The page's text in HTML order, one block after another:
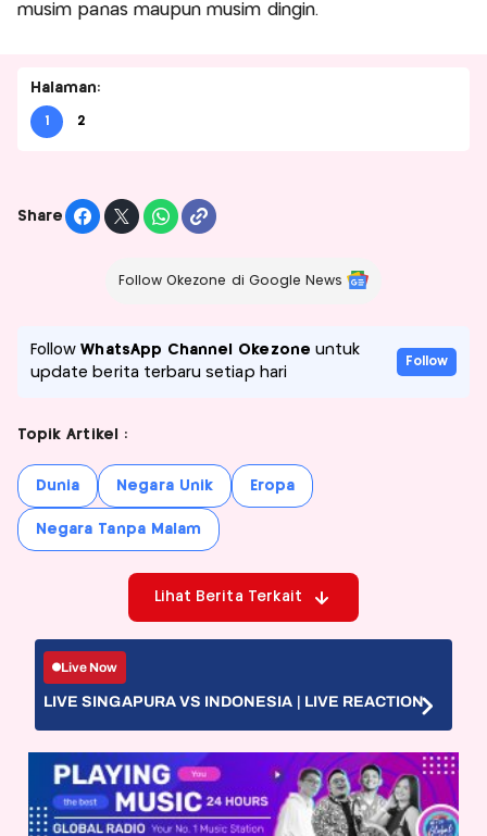
musim panas maupun musim dingin.
Halaman:
1 2
Share
Follow Okezone di Google News
FollowWhatsApp Channel Okezone untuk
update berita terbaru setiap hari
Follow
Topik Artikel :
Dunia Negara Unik Eropa
Negara Tanpa Malam
Lihat Berita Terkait
Live Now
LIVE SINGAPURA VS INDONESIA | LIVE REACTION